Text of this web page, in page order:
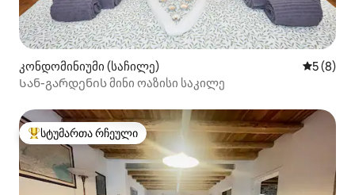
კონდომინიუმი (საჩილე) საშუალო
5 (8)
Სან-გარდენის მინი ოაზისი საკილე
სტუმართა რჩეული მოწინავე ვარიანტი
სტუმართა რჩეული